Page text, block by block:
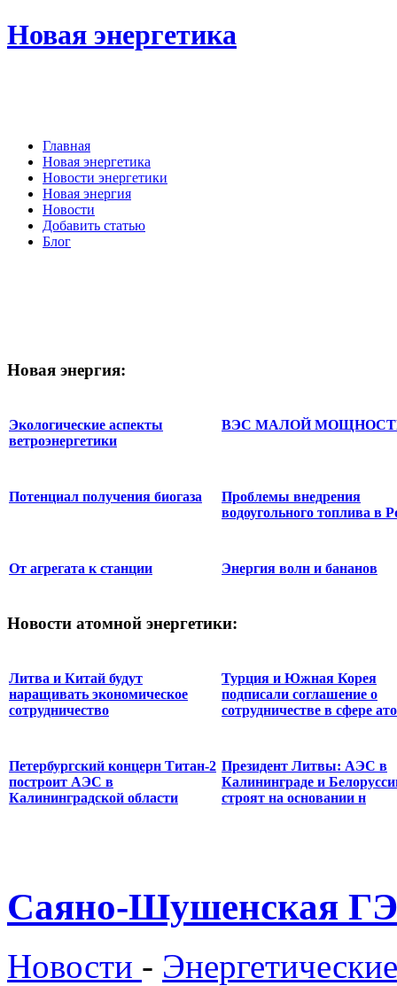
Новая энергетика
Главная
Новая энергетика
Новости энергетики
Новая энергия
Новости
Добавить статью
Блог
Новая энергия:
Экологические аспекты
ветроэнергетики
ВЭС МАЛОЙ
Потенциал получения биогаза
Проблемы внедрения
водоугольного топлива в
От агрегата к станции Энергия волн и бананов
Новости атомной энергетики:
Литва и Китай будут
наращивать экономическое
сотрудничество
Турция и Южная Корея
подписали соглашение о
сотрудничестве в сфере ато
Петербургский концерн Титан-2
построит АЭС в
Калининградской области
Президент Литвы: АЭС в
Калининграде и
строят на основании н
Саяно-Шушенская
Новости -